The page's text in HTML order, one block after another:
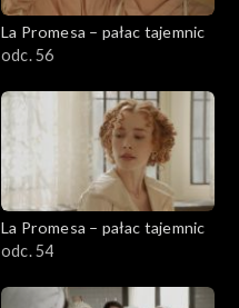
La Promesa – pałac tajemnic
odc. 56
La Promesa – pałac tajemnic
odc. 54